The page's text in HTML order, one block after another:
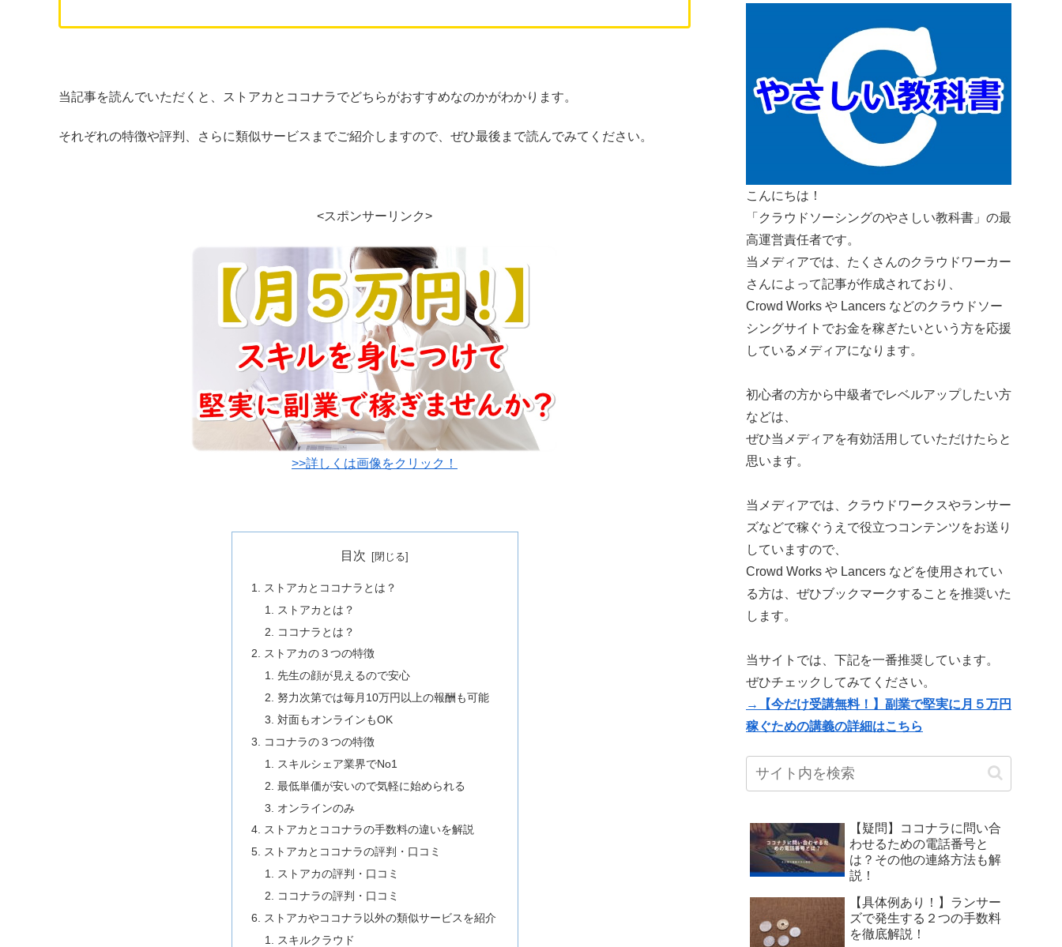
当記事を読んでいただくと、ストアカとココナラでどちらがおすすめなのかがわかります。
それぞれの特徴や評判、さらに類似サービスまでご紹介しますので、ぜひ最後まで読んでみてください。
<スポンサーリンク>
>>詳しくは画像をクリック！
目次
ストアカとココナラとは？
ストアカとは？
ココナラとは？
ストアカの３つの特徴
先生の顔が見えるので安心
努力次第では毎月10万円以上の報酬も可能
対面もオンラインもOK
ココナラの３つの特徴
スキルシェア業界でNo1
最低単価が安いので気軽に始められる
オンラインのみ
ストアカとココナラの手数料の違いを解説
ストアカとココナラの評判・口コミ
ストアカの評判・口コミ
ココナラの評判・口コミ
ストアカやココナラ以外の類似サービスを紹介
スキルクラウド
こんにちは！
「クラウドソーシングのやさしい教科書」の最
高運営責任者です。
当メディアでは、たくさんのクラウドワーカー
さんによって記事が作成されており、
Crowd Works や Lancers などのクラウドソー
シングサイトでお金を稼ぎたいという方を応援
しているメディアになります。
初心者の方から中級者でレベルアップしたい方
などは、
ぜひ当メディアを有効活用していただけたらと
思います。
当メディアでは、クラウドワークスやランサー
ズなどで稼ぐうえで役立つコンテンツをお送り
していますので、
Crowd Works や Lancers などを使用されてい
る方は、ぜひブックマークすることを推奨いた
します。
当サイトでは、下記を一番推奨しています。
ぜひチェックしてみてください。
→【今だけ受講無料！】副業で堅実に月５万円
稼ぐための講義の詳細はこちら
【疑問】ココナラに問い合
わせるための電話番号と
は？その他の連絡方法も解
説！
【具体例あり！】ランサー
ズで発生する２つの手数料
を徹底解説！